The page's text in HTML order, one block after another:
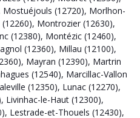
Mostuéjouls (12720), Morlhon-
, Montrozier (12630),
(12380), Montézic (12460),
(12360), Millau (12100),
, Mayran (12390), Martrin
(12540), Marcillac-Vallon
(12350), Lunac (12270),
, Livinhac-le-Haut (12300),
, Lestrade-et-Thouels (12430),